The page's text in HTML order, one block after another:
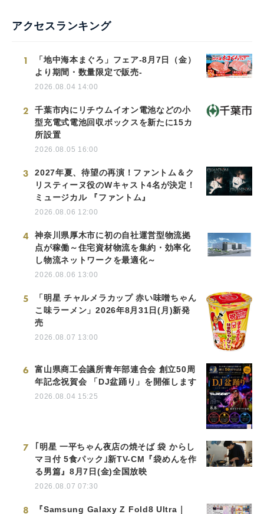
アクセスランキング
1
「地中海本まぐろ」フェア-8月7日（金）
より期間・数量限定で販売-
2026.08.04 14:00
2
千葉市内にリチウムイオン電池などの小
型充電式電池回収ボックスを新たに15カ
所設置
2026.08.05 16:00
3
2027年夏、待望の再演！ファントム＆ク
リスティーヌ役のWキャスト4名が決定！
ミュージカル 『ファントム』
2026.08.06 12:00
4
神奈川県厚木市に初の自社運営型物流拠
点が稼働～住宅資材物流を集約・効率化
し物流ネットワークを最適化～
2026.08.06 13:00
5
「明星 チャルメラカップ 赤い味噌ちゃん
こ味ラーメン」2026年8月31日(月)新発
売
2026.08.07 13:00
6
富山県商工会議所青年部連合会 創立50周
年記念祝賀会 「DJ盆踊り」を開催します
2026.08.04 15:25
7
｢明星 一平ちゃん夜店の焼そば 袋 からし
マヨ付 5食パック｣新TV-CM『袋めんを作
る男篇』8月7日(金)全国放映
2026.08.07 07:30
8 『Samsung Galaxy Z Fold8 Ultra｜